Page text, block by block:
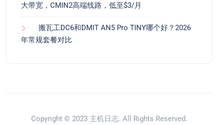
大带宽，CMIN2高端线路，低至$3/月
搬瓦工DC6和DMIT AN5 Pro TINY哪个好？2026
年常规套餐对比
Copyright © 2023 主机日志. All Rights Reserved.